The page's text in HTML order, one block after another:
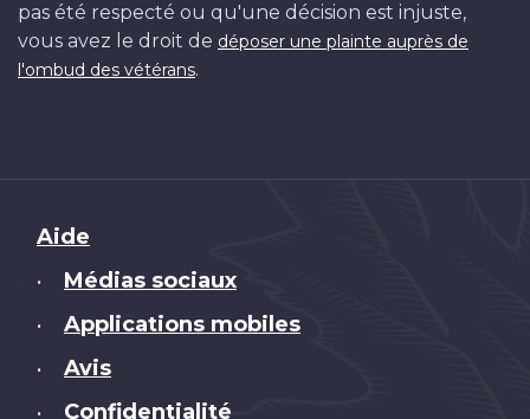
pas été respecté ou qu'une décision est injuste,
vous avez le droit de déposer une plainte auprès de
l'ombud des vétérans.
Brand
Aide
• Médias sociaux
• Applications mobiles
• Avis
• Confidentialité